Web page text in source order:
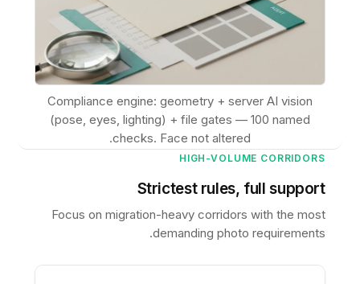
Compliance engine: geometry + server AI vision
(pose, eyes, lighting) + file gates — 100 named
checks. Face not altered.
HIGH-VOLUME CORRIDORS
Strictest rules, full support
Focus on migration-heavy corridors with the most
demanding photo requirements.